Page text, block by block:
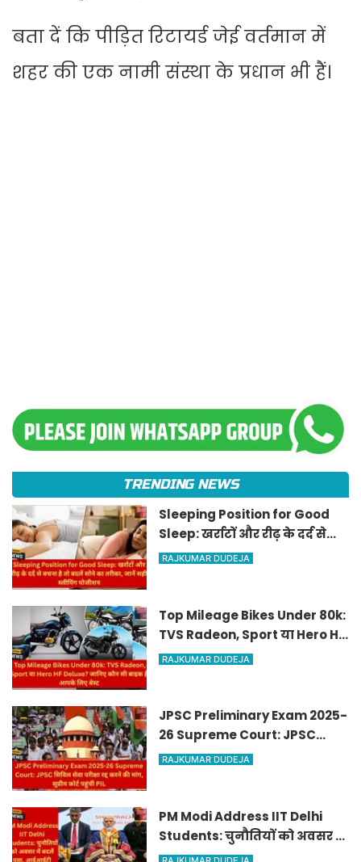
बता दें कि पीड़ित रिटायर्ड जेई वर्तमान में
शहर की एक नामी संस्था के प्रधान भी हैं।
TRENDING NEWS
Sleeping Position for Good
Sleep: खर्राटों और रीढ़ के दर्द से
बचना है तो बदलें सोने का तरीका,
RAJKUMAR DUDEJA
Top Mileage Bikes Under 80k:
TVS Radeon, Sport या Hero HF
Deluxe? जानिए कौन सी बाइक है
RAJKUMAR DUDEJA
JPSC Preliminary Exam 2025-
26 Supreme Court: JPSC
सिविल सेवा परीक्षा रद्द करने की
RAJKUMAR DUDEJA
PM Modi Address IIT Delhi
Students: चुनौतियों को अवसर में
बदलें युवा, आईआईटी दिल्ली के